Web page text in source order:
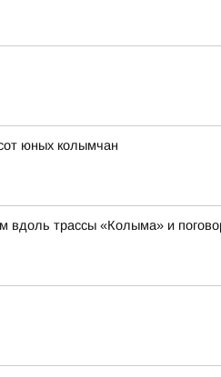
юных колымчан
вдоль трассы «Колыма» и